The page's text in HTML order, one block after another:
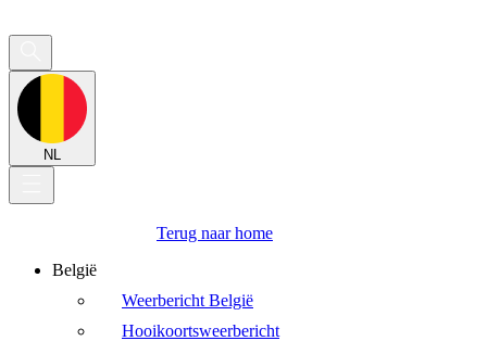
NL
Terug naar home
België
Weerbericht België
Hooikoortsweerbericht